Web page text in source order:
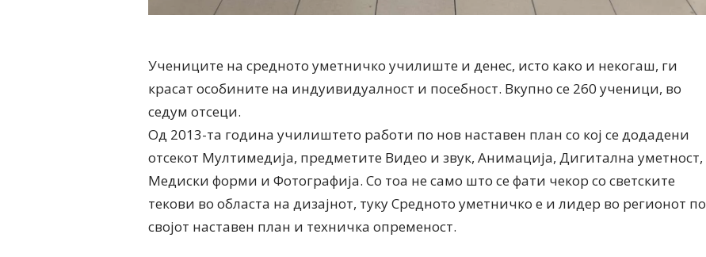
Учениците на средното уметничко училиште и денес, исто како и некогаш, ги
красат особините на индуивидуалност и посебност. Вкупно се 260 ученици, во
седум отсеци.
Од 2013-та година училиштето работи по нов наставен план со кој се додадени
отсекот Мултимедија, предметите Видео и звук, Анимација, Дигитална уметност,
Медиски форми и Фотографија. Со тоа не само што се фати чекор со светските
текови во областа на дизајнот, туку Средното уметничко е и лидер во регионот по
својот наставен план и техничка опременост.